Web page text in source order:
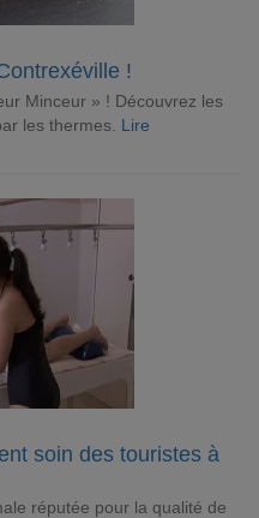
!
Minceur » ! Découvrez les
les thermes. Lire
soin des touristes à
réputée pour la qualité de